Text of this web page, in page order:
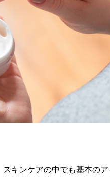
キンケアの中でも基本の